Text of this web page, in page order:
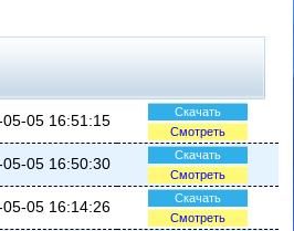
05-05 16:51:15
Скачать
Смотреть
05-05 16:50:30
Скачать
Смотреть
05-05 16:14:26
Скачать
Смотреть